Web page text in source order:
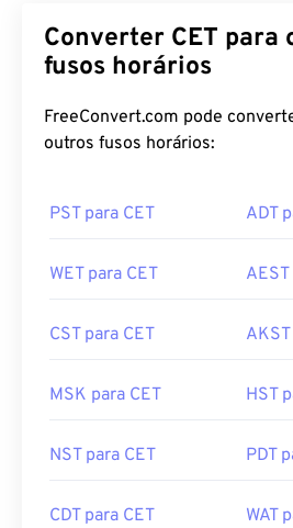
Converter CET para
fusos horários
FreeConvert.com pode
outros fusos horários:
PST para CET ADT
WET para CET
CST para CET
MSK para CET HST
NST para CET PDT
CDT para CET WAT